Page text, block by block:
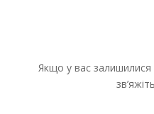
Якщо у вас залишилися